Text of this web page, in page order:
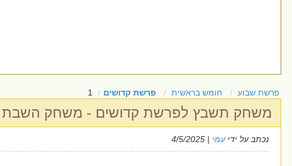
פרשת שבוע חומש בראשית פרשת קדושים 1
משחק תשבץ לפרשת קדושים - משחק השבת
נכתב על ידיעמי | 4/5/2025